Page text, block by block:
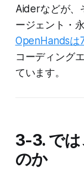
Aiderなどが、
ージェント・
OpenHandsは
コーディング
ています。
3-3. で
のか